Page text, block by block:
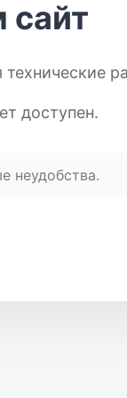
доступен.
неудобства.